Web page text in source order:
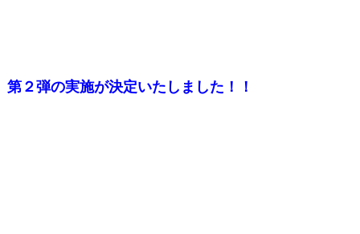
第２弾の実施が決定いたしました！！